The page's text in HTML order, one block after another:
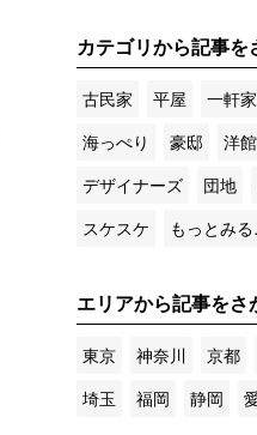
カテゴリから記事を
古民家 平屋 一軒家
海っぺり
豪邸 洋館
デザイナーズ
団地
スケスケ
もっとみ
エリアから記事をさ
東京 神奈川 京都
埼玉
福岡 静岡